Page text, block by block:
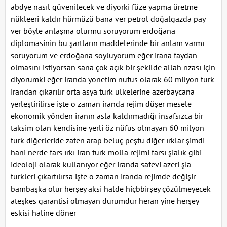
abdye nasıl güvenilecek ve diyorki füze yapma üretme
nükleeri kaldır hürmüzü bana ver petrol doğalgazda pay
ver böyle anlaşma olurmu soruyorum erdoğana
diplomasinin bu şartların maddelerinde bir anlam varmı
soruyorum ve erdoğana söylüyorum eğer irana faydan
olmasını istiyorsan sana çok açık bir şekilde allah rızası için
diyorumki eğer iranda yönetim nüfus olarak 60 milyon türk
irandan çıkarılır orta asya türk ülkelerine azerbaycana
yerleştirilirse işte o zaman iranda rejim düşer mesele
ekonomik yönden iranın asla kaldırmadığı insafsızca bir
taksim olan kendisine yerli öz nüfus olmayan 60 milyon
türk diğerleride zaten arap beluç peştu diğer ırklar şimdi
hani nerde fars ırkı iran türk molla rejimi farsı şialık gibi
ideoloji olarak kullanıyor eğer iranda safevi azeri şia
türkleri çıkartılırsa işte o zaman iranda rejimde değişir
bambaşka olur herşey aksi halde hiçbbirşey çözülmeyecek
ateşkes garantisi olmayan durumdur heran yine herşey
eskisi haline döner